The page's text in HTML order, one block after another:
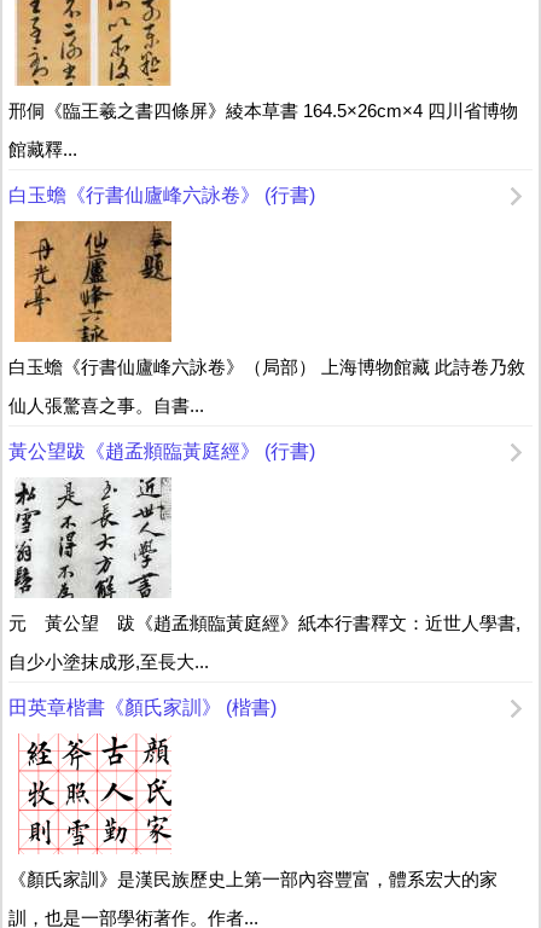
邢侗《臨王羲之書四條屏》綾本草書 164.5×26cm×4 四川省博物
館藏釋...
白玉蟾《行書仙廬峰六詠卷》 (行書)
白玉蟾《行書仙廬峰六詠卷》（局部） 上海博物館藏 此詩卷乃敘
仙人張驚喜之事。自書...
黃公望跋《趙孟頫臨黃庭經》 (行書)
元 黃公望 跋《趙孟頫臨黃庭經》紙本行書釋文：近世人學書,
自少小塗抹成形,至長大...
田英章楷書《顏氏家訓》 (楷書)
《顏氏家訓》是漢民族歷史上第一部內容豐富，體系宏大的家
訓，也是一部學術著作。作者...